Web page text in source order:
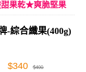
果乾★爽脆堅果
-綜合纖果(400g)
$340 $400